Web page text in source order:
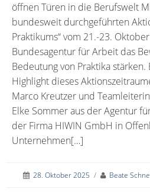
öffnen Türen in die Berufswelt
bundesweit durchgeführten
Praktikums“ vom 21.-23.
Bundesagentur für Arbeit das
Bedeutung von Praktika
Highlight dieses
Marco Kreutzer und
Elke Sommer aus der Agentur
der Firma HIWIN GmbH in
Unternehmen[…]
28. Oktober 2025 / Beate